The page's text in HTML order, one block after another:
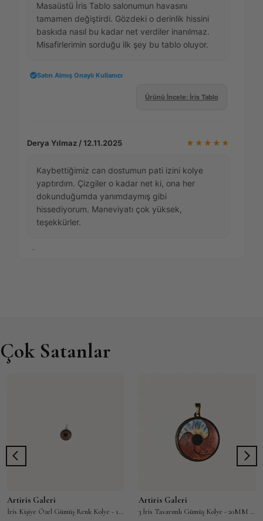
Masaüstü İris Tablo salonumun havasını
tamamen değiştirdi. Gözdeki o derinlik hissini
baskıda nasıl bu kadar net verdiler inanılmaz.
Misafirlerimin sorduğu ilk şey bu tablo oluyor.
Satın Almış Onaylı Kullanıcı
Ürünü İncele: İris Tablo
Derya Yılmaz / 12.11.2025 ★★★★★
Kaybettiğimiz can dostumun pati izini kolye
yaptırdım. Çizgiler o kadar net ki, ona her
dokunduğumda yanımdaymış gibi
hissediyorum. Maneviyatı çok yüksek,
teşekkürler.
Parmak izi yüzük setini nişanımız için yaptırdık.
Gümüşü çok kaliteli ve ağır duruyor. Sadece
Ürünü İncele: Parmak İzi Yüzük
Bebeğimin kalp atış sesini bilekliğe işlettim. Kod
Çok Satanlar
Artiris Galeri
İris Kişiye Özel Gümüş Renk Kolye - 12MM Kişiye Özel Göz Fotoğrafından Üretilir
Artiris Galeri
3 İris Tasarımlı Gümüş Kolye - 20MM Gümüş Kaplama ve 316L Çelik Seçenekleri